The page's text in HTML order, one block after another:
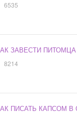
6535
ЗАВЕСТИ
8214
ПИСАТЬ КАПСОМ В